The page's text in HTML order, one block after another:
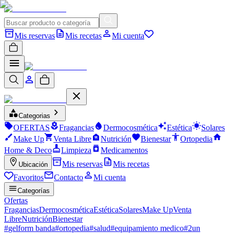
Mis reservas Mis recetas Mi cuenta
Categorias
OFERTAS Fragancias Dermocosmética Estética
Solares
Make Up
Venta Libre Nutrición Bienestar
Ortopedia
Home & Deco
Limpieza Medicamentos
Ubicación Mis reservas
Mis recetas
Favoritos
Contacto Mi cuenta
Categorías
Ofertas
FraganciasDermocosméticaEstéticaSolaresMake UpVenta
LibreNutriciónBienestar
#gelform banda#ortopedia#salud#equipamiento medico#2un